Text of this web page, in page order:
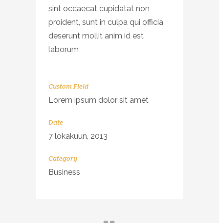
sint occaecat cupidatat non
proident, sunt in culpa qui officia
deserunt mollit anim id est
laborum
Custom Field
Lorem ipsum dolor sit amet
Date
7 lokakuun, 2013
Category
Business